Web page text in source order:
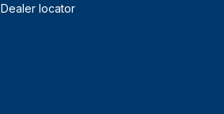
Dealer locator